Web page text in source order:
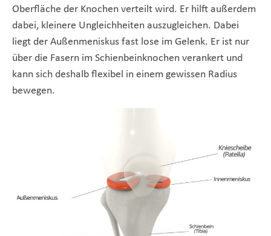
Oberfläche der Knochen verteilt wird. Er hilft außerdem
dabei, kleinere Ungleichheiten auszugleichen. Dabei
liegt der Außenmeniskus fast lose im Gelenk. Er ist nur
über die Fasern im Schienbeinknochen verankert und
kann sich deshalb flexibel in einem gewissen Radius
bewegen.